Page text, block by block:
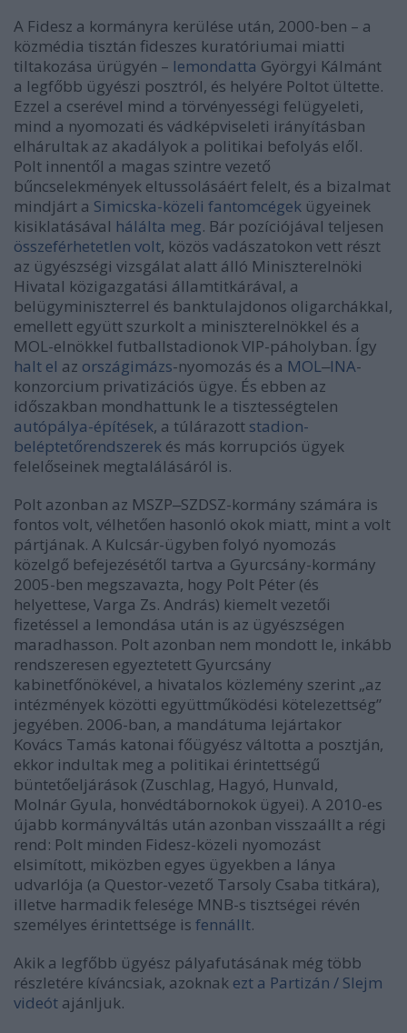
A Fidesz a kormányra kerülése után, 2000-ben – a
közmédia tisztán fideszes kuratóriumai miatti
tiltakozása ürügyén – lemondatta Györgyi Kálmánt
a legfőbb ügyészi posztról, és helyére Poltot ültette.
Ezzel a cserével mind a törvényességi felügyeleti,
mind a nyomozati és vádképviseleti irányításban
elhárultak az akadályok a politikai befolyás elől.
Polt innentől a magas szintre vezető
bűncselekmények eltussolásáért felelt, és a bizalmat
mindjárt a Simicska-közeli fantomcégek ügyeinek
kisiklatásával hálálta meg. Bár pozíciójával teljesen
összeférhetetlen volt, közös vadászatokon vett részt
az ügyészségi vizsgálat alatt álló Miniszterelnöki
Hivatal közigazgatási államtitkárával, a
belügyminiszterrel és banktulajdonos oligarchákkal,
emellett együtt szurkolt a miniszterelnökkel és a
MOL-elnökkel futballstadionok VIP-páholyban. Így
halt el az országimázs-nyomozás és a MOL‒INA-
konzorcium privatizációs ügye. És ebben az
időszakban mondhattunk le a tisztességtelen
autópálya-építések, a túlárazott stadion-
beléptetőrendszerek és más korrupciós ügyek
felelőseinek megtalálásáról is.
Polt azonban az MSZP‒SZDSZ-kormány számára is
fontos volt, vélhetően hasonló okok miatt, mint a volt
pártjának. A Kulcsár-ügyben folyó nyomozás
közelgő befejezésétől tartva a Gyurcsány-kormány
2005-ben megszavazta, hogy Polt Péter (és
helyettese, Varga Zs. András) kiemelt vezetői
fizetéssel a lemondása után is az ügyészségen
maradhasson. Polt azonban nem mondott le, inkább
rendszeresen egyeztetett Gyurcsány
kabinetfőnökével, a hivatalos közlemény szerint „az
intézmények közötti együttműködési kötelezettség”
jegyében. 2006-ban, a mandátuma lejártakor
Kovács Tamás katonai főügyész váltotta a posztján,
ekkor indultak meg a politikai érintettségű
büntetőeljárások (Zuschlag, Hagyó, Hunvald,
Molnár Gyula, honvédtábornokok ügyei). A 2010-es
újabb kormányváltás után azonban visszaállt a régi
rend: Polt minden Fidesz-közeli nyomozást
elsimított, miközben egyes ügyekben a lánya
udvarlója (a Questor-vezető Tarsoly Csaba titkára),
illetve harmadik felesége MNB-s tisztségei révén
személyes érintettsége is fennállt.
Akik a legfőbb ügyész pályafutásának még több
részletére kíváncsiak, azoknak ezt a Partizán / Slejm
videót ajánljuk.